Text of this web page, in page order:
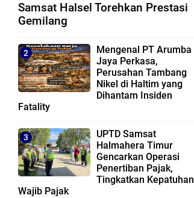
Samsat Halsel Torehkan Prestasi
Gemilang
Mengenal PT Arumba
Jaya Perkasa,
Perusahan Tambang
Nikel di Haltim yang
Dihantam Insiden
Fatality
UPTD Samsat
Halmahera Timur
Gencarkan Operasi
Penertiban Pajak,
Tingkatkan Kepatuhan
Wajib Pajak